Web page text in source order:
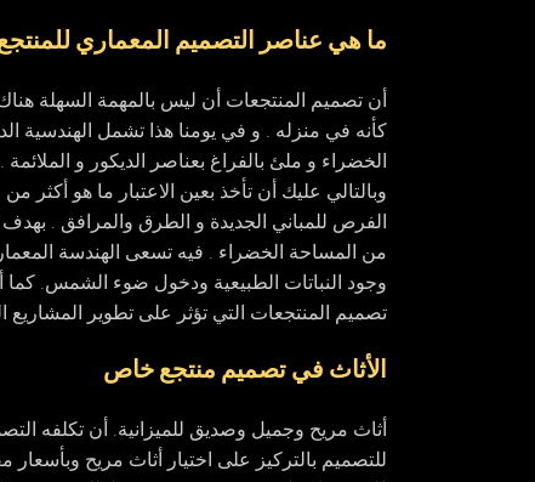
ما هي عناصر التصميم المعماري
أن تصميم المنتجعات أن ليس بالمهمة السهلة
كأنه في منزله . و في يومنا هذا تشمل الهندسية
الخضراء و ملئ بالفراغ بعناصر الديكور و
وبالتالي عليك أن تأخذ بعين الاعتبار ما هو
الفرص للمباني الجديدة و الطرق والمرافق . بهدف
من المساحة الخضراء . فيه تسعى الهندسة
وجود النباتات الطبيعية ودخول ضوء الشمس. كما
تصميم المنتجعات التي تؤثر على تطوير المشاريع
الأثاث في تصميم منتجع خاص
أثاث مريح وجميل وصديق للميزانية. أن تكلفه
للتصميم بالتركيز على اختيار أثاث مريح